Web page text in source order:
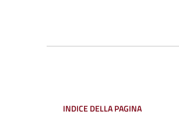
INDICE DELLA PAGINA